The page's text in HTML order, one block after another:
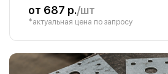
от 687 р./шт
*актуальная цена по запросу